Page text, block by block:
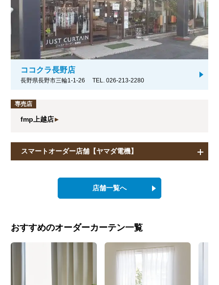
ココクラ長野店
長野県長野市三輪1-1-26 TEL. 026-213-2280
専売店
fmp上越店
スマートオーダー店舗【ヤマダ電機】
店舗一覧へ
おすすめのオーダーカーテン一覧